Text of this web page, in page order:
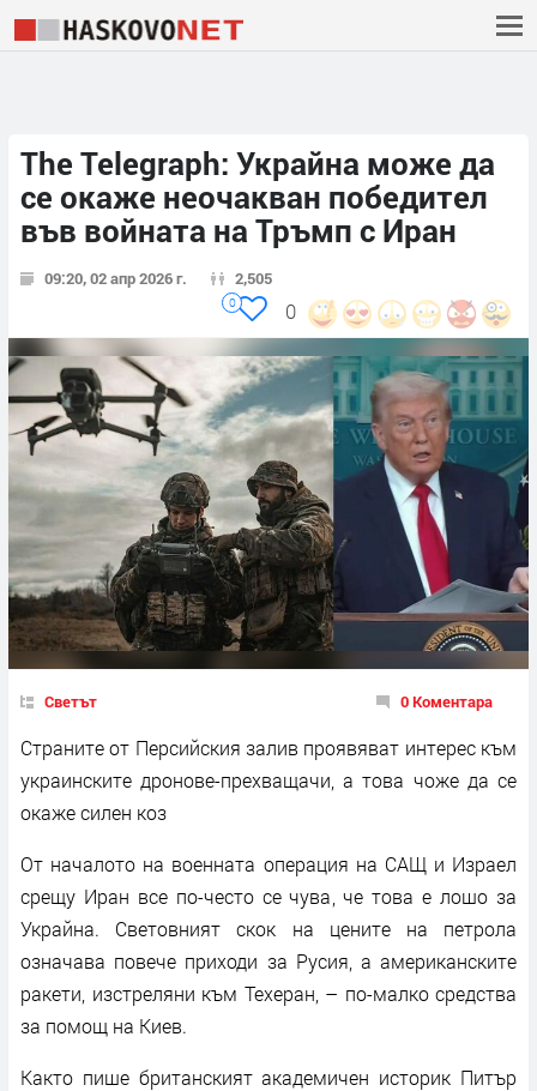
The Telegraph: Украйна може да
се окаже неочакван победител
във войната на Тръмп с Иран
09:20, 02 апр 2026 г. 2,505
0
0
Светът 0 Коментара
Страните от Персийския залив проявяват интерес към
украинските дронове-прехващачи, а това чоже да се
окаже силен коз
От началото на военната операция на САЩ и Израел
срещу Иран все по-често се чува, че това е лошо за
Украйна. Световният скок на цените на петрола
означава повече приходи за Русия, а американските
ракети, изстреляни към Техеран, – по-малко средства
за помощ на Киев.
Както пише британският академичен историк Питър